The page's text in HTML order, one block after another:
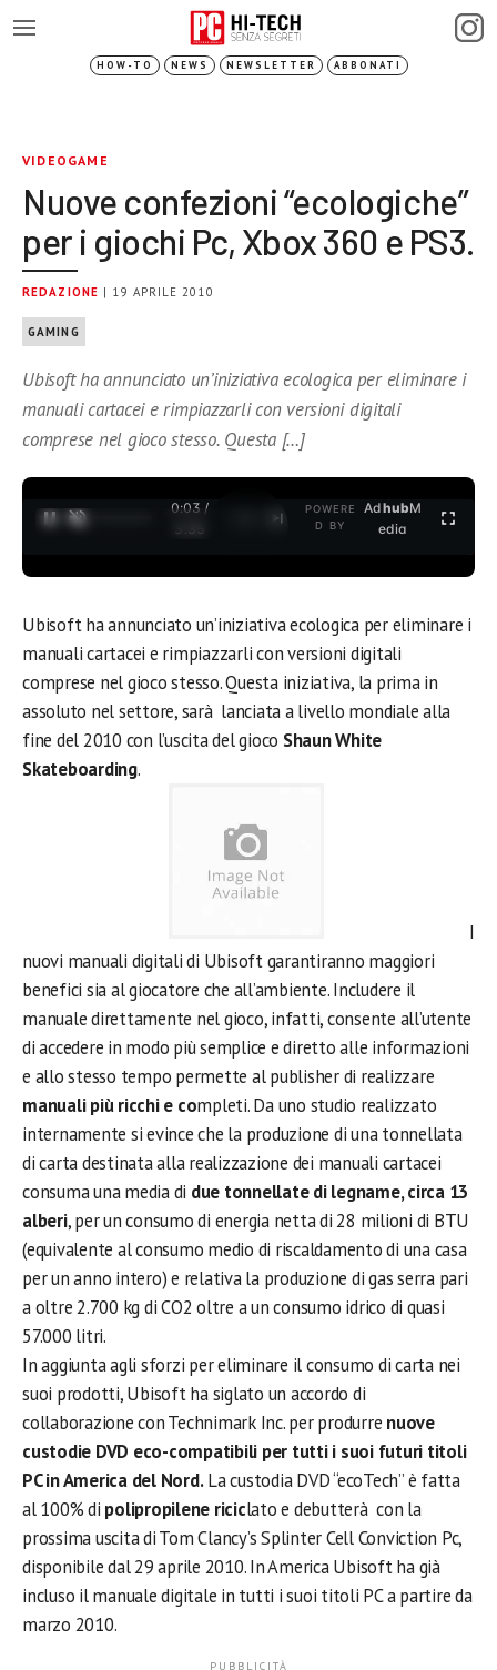
HOW-TO NEWS NEWSLETTER ABBONATI
VIDEOGAME
Nuove confezioni “ecologiche”
per i giochi Pc, Xbox 360 e PS3.
REDAZIONE | 19 APRILE 2010
GAMING
Ubisoft ha annunciato un’iniziativa ecologica per eliminare i
manuali cartacei e rimpiazzarli con versioni digitali
comprese nel gioco stesso. Questa […]
0:03 /
3:35
POWERE
D BY
AdhubM
edia
Ubisoft ha annunciato un’iniziativa ecologica per eliminare i
manuali cartacei e rimpiazzarli con versioni digitali
comprese nel gioco stesso. Questa iniziativa, la prima in
assoluto nel settore, sarà lanciata a livello mondiale alla
fine del 2010 con l’uscita del gioco Shaun White
Skateboarding.
I
nuovi manuali digitali di Ubisoft garantiranno maggiori
benefici sia al giocatore che all’ambiente. Includere il
manuale direttamente nel gioco, infatti, consente all’utente
di accedere in modo più semplice e diretto alle informazioni
e allo stesso tempo permette al publisher di realizzare
manuali più ricchi e completi. Da uno studio realizzato
internamente si evince che la produzione di una tonnellata
di carta destinata alla realizzazione dei manuali cartacei
consuma una media di due tonnellate di legname, circa 13
alberi, per un consumo di energia netta di 28 milioni di BTU
(equivalente al consumo medio di riscaldamento di una casa
per un anno intero) e relativa la produzione di gas serra pari
a oltre 2.700 kg di CO2 oltre a un consumo idrico di quasi
57.000 litri.
In aggiunta agli sforzi per eliminare il consumo di carta nei
suoi prodotti, Ubisoft ha siglato un accordo di
collaborazione con Technimark Inc. per produrre nuove
custodie DVD eco-compatibili per tutti i suoi futuri titoli
PC in America del Nord.La custodia DVD “ecoTech” è fatta
al 100% di polipropilene riciclato e debutterà con la
prossima uscita di Tom Clancy’s Splinter Cell Conviction Pc,
disponibile dal 29 aprile 2010. In America Ubisoft ha già
incluso il manuale digitale in tutti i suoi titoli PC a partire da
marzo 2010.